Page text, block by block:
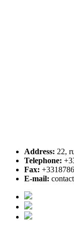
Address: 22,
Telephone:
Fax:
E-mail: